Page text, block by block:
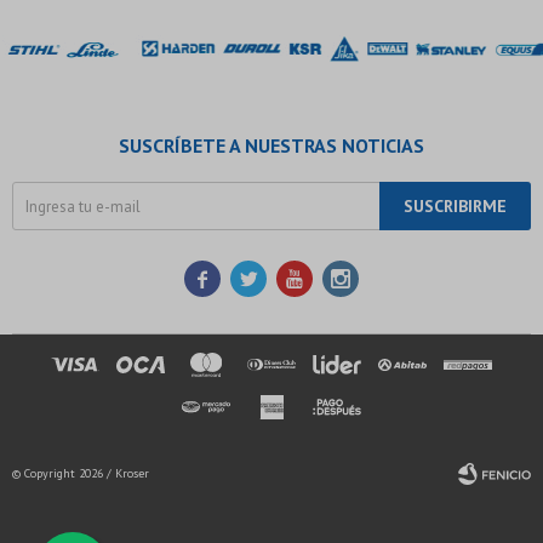
SUSCRÍBETE A NUESTRAS NOTICIAS
SUSCRIBIRME
   
© Copyright 2026 / Kroser